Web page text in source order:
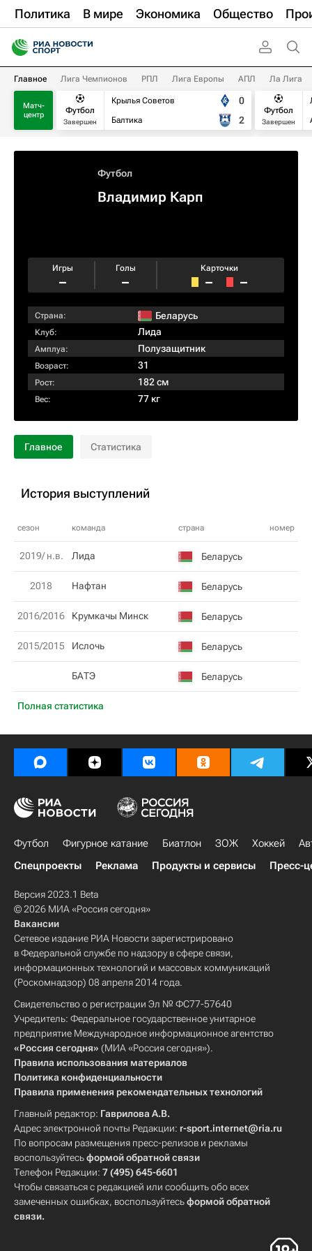
Политика В мире Экономика Общество
Главное Лига Чемпионов РПЛ Лига Европы АПЛ Ла Лига
Матч-
центр
Футбол
Завершен
Крылья Советов
Балтика
0
2
Футбол
Завершен
Футбол
Владимир Карп
Игры
–
Голы
–
Карточки
– –
Страна: Беларусь
Клуб: Лида
Амплуа: Полузащитник
Возраст: 31
Рост: 182 см
Вес: 77 кг
Главное Статистика
История выступлений
сезон команда страна номер
Полная статистика
2019/ н.в. Лида Беларусь
2018 Нафтан Беларусь
2016/2016 Крумкачы Минск Беларусь
2015/2015 Ислочь Беларусь
БАТЭ Беларусь
Футбол Фигурное катание Биатлон ЗОЖ Хоккей
Спецпроекты
Реклама Продукты и сервисы Пресс-
Версия 2023.1 Beta
© 2026 МИА «Россия сегодня»
Вакансии
Сетевое издание РИА Новости зарегистрировано
в Федеральной службе по надзору в сфере связи,
информационных технологий и массовых коммуникаций
(Роскомнадзор) 08 апреля 2014 года.
Свидетельство о регистрации Эл № ФС77-57640
Учредитель: Федеральное государственное унитарное
предприятие Международное информационное агентство
«Россия сегодня» (МИА «Россия сегодня»).
Правила использования материалов
Политика конфиденциальности
Правила применения рекомендательных технологий
Главный редактор: Гаврилова А.В.
Адрес электронной почты Редакции: r-sport.internet@ria.ru
По вопросам размещения пресс-релизов и рекламы
воспользуйтесьформой обратной связи
Телефон Редакции: 7 (495) 645-6601
Чтобы связаться с редакцией или сообщить обо всех
замеченных ошибках, воспользуйтесьформой обратной
связи.